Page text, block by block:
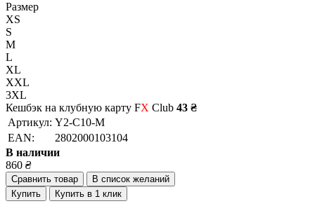
Размер
XS
S
M
L
XL
XXL
3XL
Кешбэк на клубную карту FX Club 43 ₴
Артикул: Y2-C10-M
EAN:
2802000103104
В наличии
860 ₴
Сравнить товар
В список желаний
Купить
Купить в 1 клик